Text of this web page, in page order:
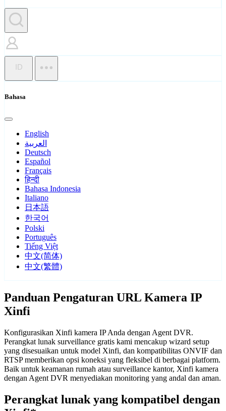
ID
Bahasa
English
العربية
Deutsch
Español
Français
हिन्दी
Bahasa Indonesia
Italiano
日本語
한국어
Polski
Português
Tiếng Việt
中文(简体)
中文(繁體)
Panduan Pengaturan URL Kamera IP
Xinfi
Konfigurasikan Xinfi kamera IP Anda dengan Agent DVR.
Perangkat lunak surveillance gratis kami mencakup wizard setup
yang disesuaikan untuk model Xinfi, dan kompatibilitas ONVIF dan
RTSP memberikan opsi koneksi yang fleksibel di berbagai platform.
Baik untuk keamanan rumah atau surveillance kantor, Xinfi kamera
dengan Agent DVR menyediakan monitoring yang andal dan aman.
Perangkat lunak yang kompatibel dengan